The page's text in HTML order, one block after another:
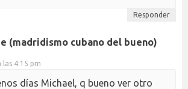
Responder
(madridismo cubano del bueno)
4:15 pm
días Michael, q bueno ver otro